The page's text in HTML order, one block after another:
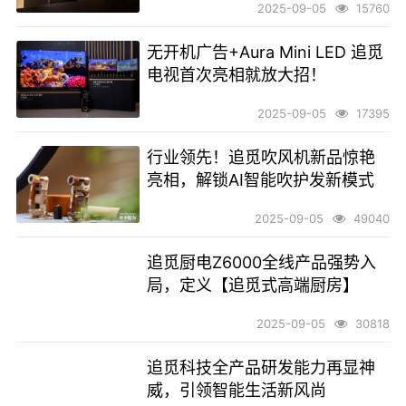
2025-09-05 15760
无开机广告+Aura Mini LED 追觅
电视首次亮相就放大招！
2025-09-05 17395
行业领先！追觅吹风机新品惊艳
亮相，解锁AI智能吹护发新模式
2025-09-05 49040
追觅厨电Z6000全线产品强势入
局，定义【追觅式高端厨房】
2025-09-05 30818
追觅科技全产品研发能力再显神
威，引领智能生活新风尚